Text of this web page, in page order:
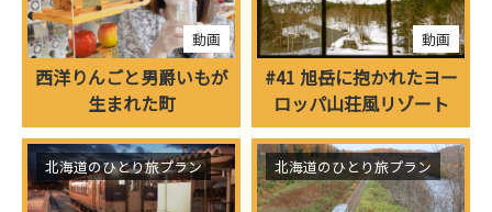
動画
西洋りんごと男爵いもが
生まれた町
動画
#41 旭岳に抱かれたヨー
ロッパ山荘風リゾート
北海道のひとり旅プラン 北海道のひとり旅プラン